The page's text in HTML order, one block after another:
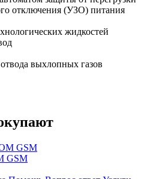
отключения (УЗО) питания
жидкостей
выхлопных газов
GSM